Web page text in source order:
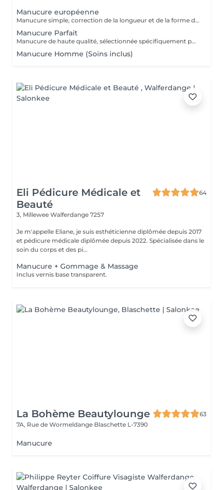
Manucure européenne
Manucure simple, correction de la longueur et de la forme des ongles, traitement des cuticules sans coupe.
Manucure Parfait
Manucure de haute qualité, sélectionnée spécifiquement pour vos mains, en tenant compte de toutes les nuances.
Manucure Homme (Soins inclus)
Eli Pédicure Médicale et
Beauté
64
3, Millewee Walferdange 7257
Je m'appelle Eliane, je suis esthéticienne diplômée depuis 2017
et pédicure médicale diplômée depuis 2022. Spécialisée dans le
soin du corps et des pi...
Manucure + Gommage & Massage
Inclus vernis base transparent.
La Bohème Beautylounge
63
7A, Rue de Wormeldange Blaschette L-7390
Manucure